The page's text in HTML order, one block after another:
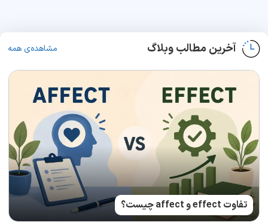
آخرین مطالب وبلاگ مشاهده‌ی همه
تفاوت effect و affect چیست؟